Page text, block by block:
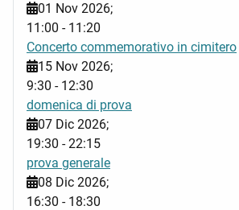
01 Nov 2026;
11:00 - 11:20
Concerto commemorativo in cimitero
15 Nov 2026;
9:30 - 12:30
domenica di prova
07 Dic 2026;
19:30 -22:15
prova generale
08 Dic 2026;
16:30 - 18:30